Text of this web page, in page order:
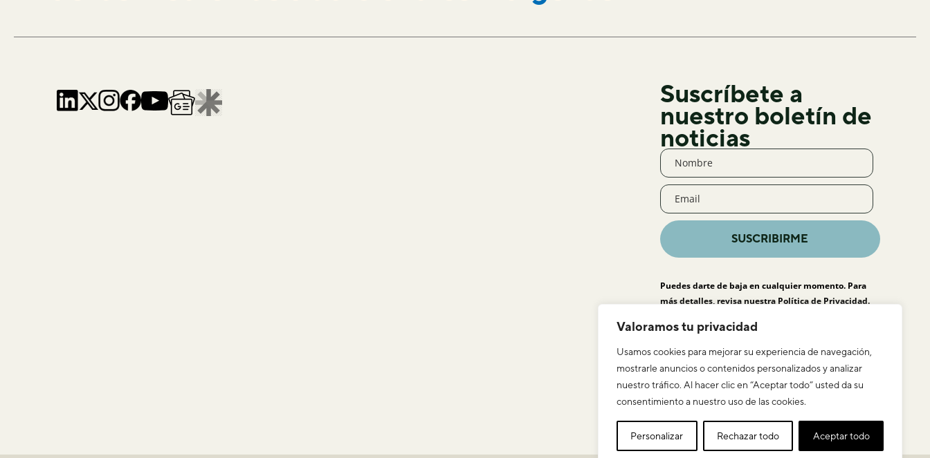
Valoramos tu privacidad
Usamos cookies para mejorar su experiencia de navegación,
mostrarle anuncios o contenidos personalizados y analizar
nuestro tráfico. Al hacer clic en “Aceptar todo” usted da su
consentimiento a nuestro uso de las cookies.
Personalizar Rechazar todo Aceptar todo
Suscríbete a
nuestro boletín de
noticias
SUSCRIBIRME
Puedes darte de baja en cualquier momento. Para
más detalles, revisa nuestra Política de Privacidad.